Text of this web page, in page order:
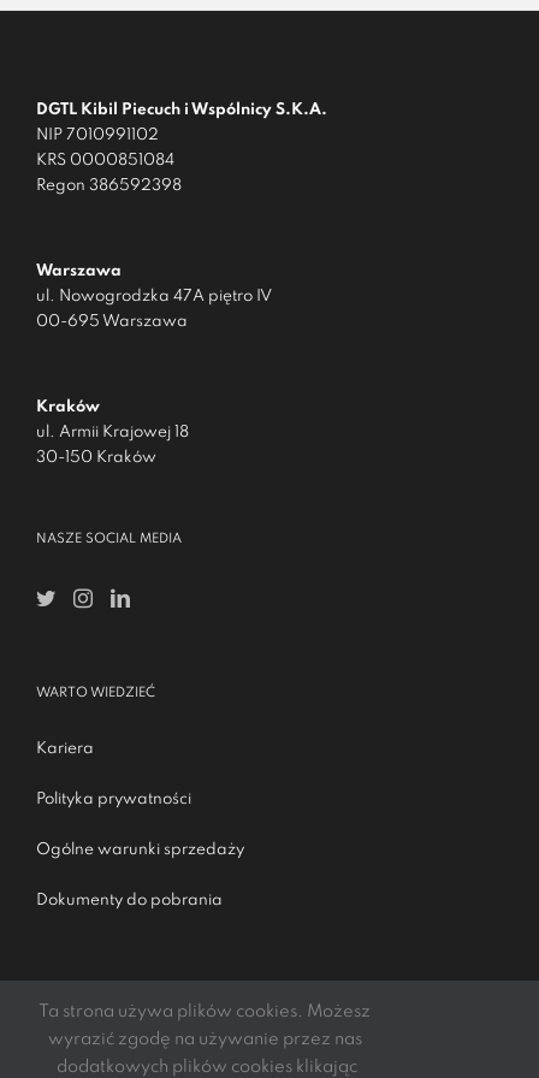
DGTL Kibil Piecuch i Wspólnicy S.K.A.
NIP 7010991102
KRS 0000851084
Regon 386592398
Warszawa
ul. Nowogrodzka 47A piętro IV
00-695 Warszawa
Kraków
ul. Armii Krajowej 18
30-150 Kraków
NASZE SOCIAL MEDIA
WARTO WIEDZIEĆ
Kariera
Polityka prywatności
Ogólne warunki sprzedaży
Dokumenty do pobrania
Ta strona używa plików cookies. Możesz
wyrazić zgodę na używanie przez nas
dodatkowych plików cookies klikając